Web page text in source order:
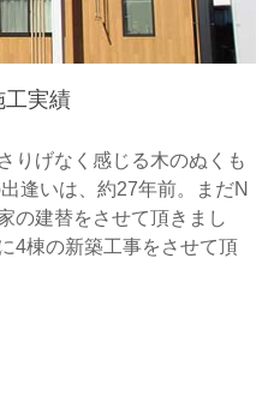
工実績
りげなく感じる木のぬくも
逢いは、約27年前。まだN
の建替をさせて頂きまし
4棟の新築工事をさせて頂